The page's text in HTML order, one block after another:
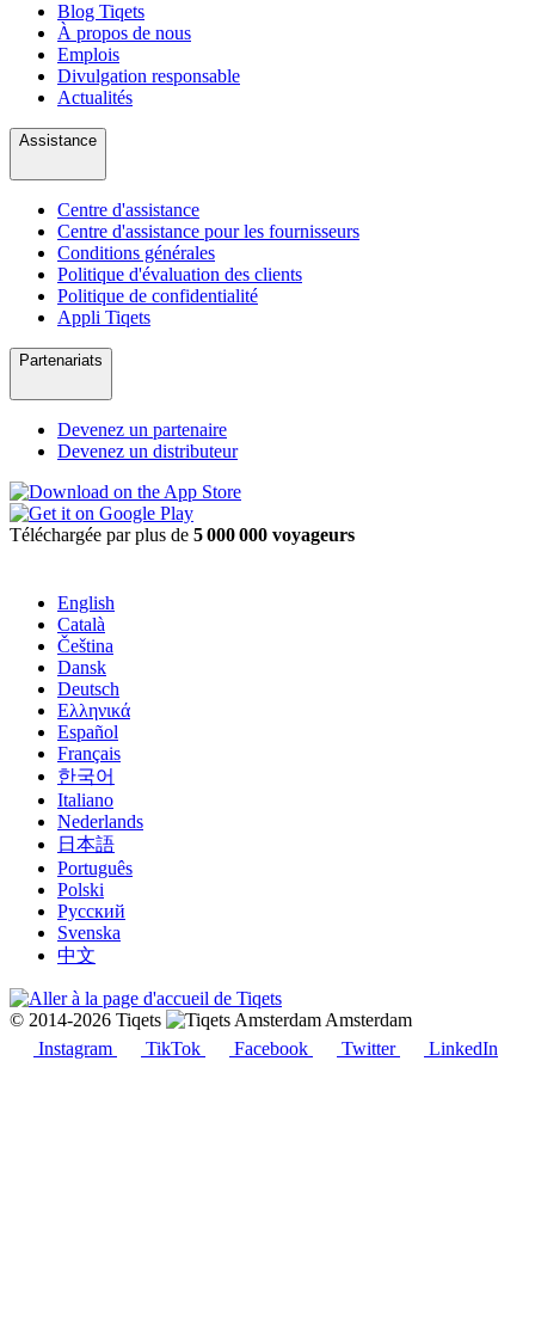
Blog Tiqets
À propos de nous
Emplois
Divulgation responsable
Actualités
Assistance
Centre d'assistance
Centre d'assistance pour les fournisseurs
Conditions générales
Politique d'évaluation des clients
Politique de confidentialité
Appli Tiqets
Partenariats
Devenez un partenaire
Devenez un distributeur
Téléchargée par plus de 5 000 000 voyageurs
English
Català
Čeština
Dansk
Deutsch
Ελληνικά
Español
Français
한국어
Italiano
Nederlands
日本語
Português
Polski
Русский
Svenska
中文
© 2014-2026 Tiqets
Amsterdam
Instagram
TikTok Facebook Twitter LinkedIn